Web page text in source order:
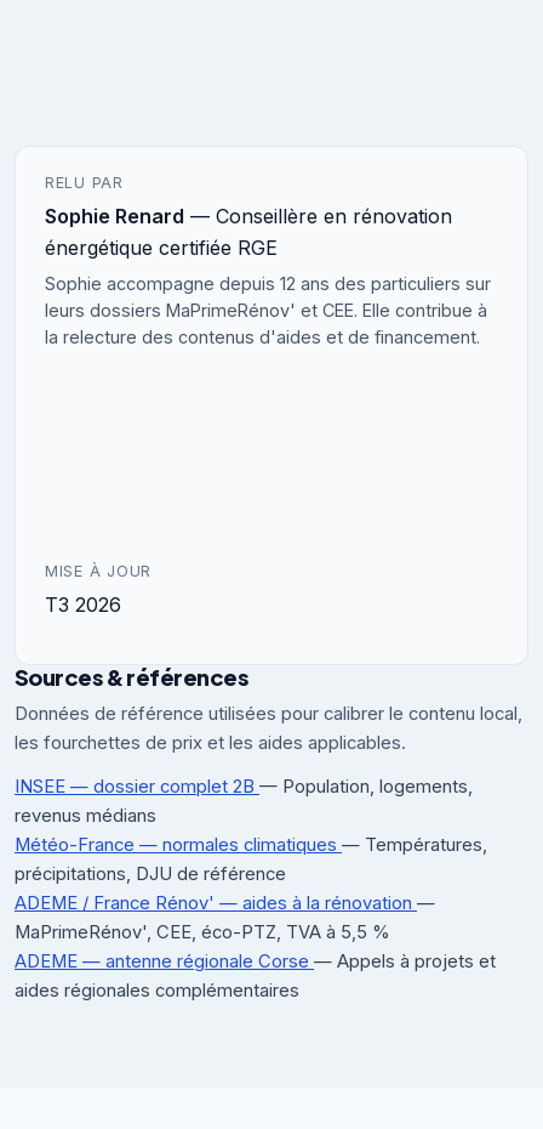
RELU PAR
Sophie Renard — Conseillère en rénovation
énergétique certifiée RGE
Sophie accompagne depuis 12 ans des particuliers sur
leurs dossiers MaPrimeRénov' et CEE. Elle contribue à
la relecture des contenus d'aides et de financement.
MISE À JOUR
T3 2026
Sources & références
Données de référence utilisées pour calibrer le contenu local,
les fourchettes de prix et les aides applicables.
INSEE — dossier complet 2B — Population, logements,
revenus médians
Météo-France — normales climatiques — Températures,
précipitations, DJU de référence
ADEME / France Rénov' — aides à la rénovation —
MaPrimeRénov', CEE, éco-PTZ, TVA à 5,5 %
ADEME — antenne régionale Corse — Appels à projets et
aides régionales complémentaires